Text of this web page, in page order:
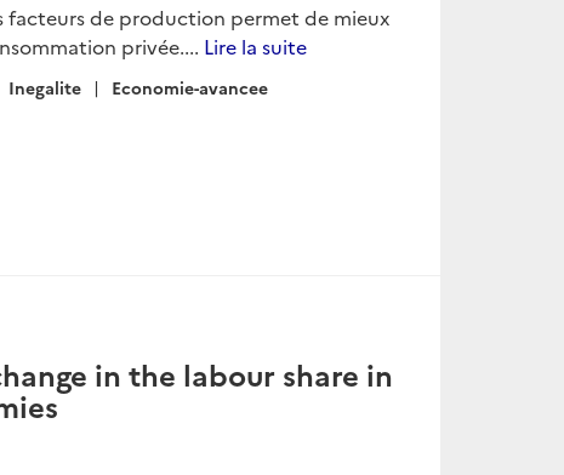
facteurs de production permet de mieux
privée.... Lire la suite
Inegalite Economie-avancee
in the labour share in